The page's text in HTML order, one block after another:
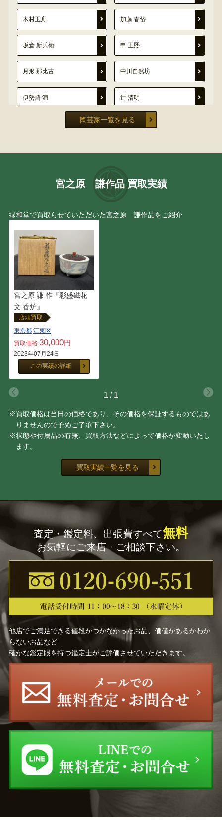
木村玉舟 加藤 春岱
坂倉 新兵衛 申 正熙
月形 那比古 中川自然坊
伊勢崎 満 辻 清明
清風 与平
宮川 香雲
西岡 小十
本阿弥 光悦
山口 真人
青木 龍山
黒井 一楽 玉置 保夫
大谷 司朗 山田 義明
加藤 卓男 藤田 潤
鹿児島 寿蔵
佐々木 象堂
慶入 （十一代楽 吉左衛
門）
吉田 美統
岩田 久利
野々村 仁清 尾形 乾山
高橋道八 宮川 香山（真葛 香山）
陶芸家一覧を見る
宮之原 謙作品 買取実績
緑和堂で買取らせていただいた宮之原 謙作品をご紹介
宮之原 謙 作『彩盛磁花
文 香炉』
店頭買取
東京都 江東区
買取価格 30,000円
2023年07月24日
この実績の詳細
1 / 1
※買取価格は当日の価格であり、その価格を保証するものではあ
りませんので予めご了承下さい。
※状態や付属品の有無、買取方法などによって価格が変動いたし
ます。
買取実績一覧を見る
査定・鑑定料、出張費すべて無料
お気軽にご来店・ご相談下さい。
他店でご満足できる値段がつかなかったお品、価値があるかわか
らないお品など
確かな鑑定眼を持つ鑑定士がご評価させていただきます。